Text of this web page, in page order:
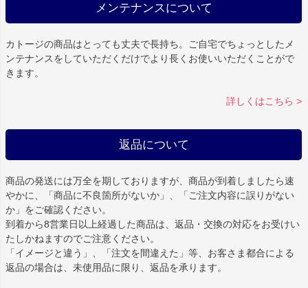
メンテナンスについて
カトージの商品はとっても丈夫で長持ち。ご自宅でちょっとしたメ
ンテナンスをしていただくだけでより長くお使いいただくことがで
きます。
詳しくはこちら >
返品について
商品の発送には万全を期しておりますが、商品が到着しましたら速
やかに、「商品に不良箇所がないか」、「ご注文内容に誤りがない
か」をご確認ください。
到着から8営業日以上経過した商品は、返品・交換の対応をお受けい
たしかねますのでご注意ください。
「イメージと違う」、「注文を間違えた」等、お客さま都合による
返品の場合は、未使用品に限り、返品を承ります。